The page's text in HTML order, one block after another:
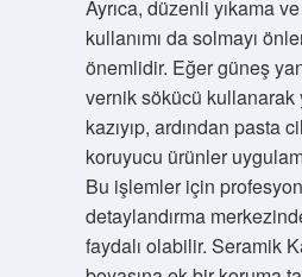
Ayrıca, düzenli yıkama
kullanımı da solmayı
önemlidir. Eğer güneş
vernik sökücü kullanarak
kazıyıp, ardından pasta
koruyucu ürünler
Bu işlemler için
detaylandırma
faydalı olabilir. Seramik